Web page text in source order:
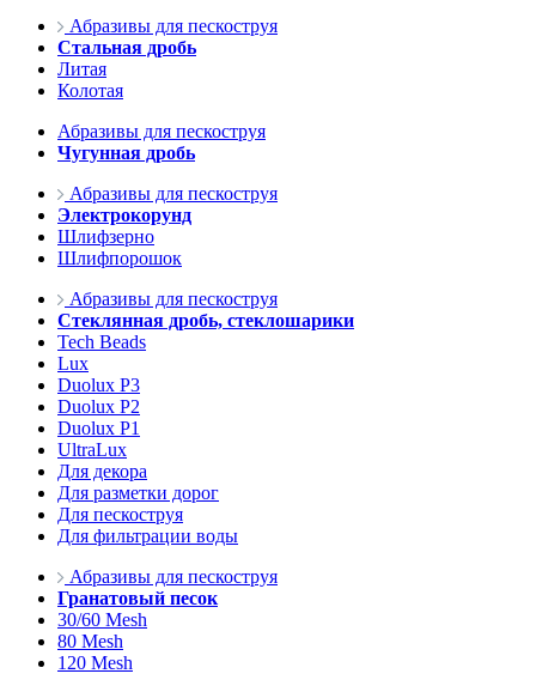
Абразивы для пескоструя
Стальная дробь
Литая
Колотая
Абразивы для пескоструя
Чугунная дробь
Абразивы для пескоструя
Электрокорунд
Шлифзерно
Шлифпорошок
Абразивы для пескоструя
Стеклянная дробь, стеклошарики
Tech Beads
Lux
Duolux P3
Duolux P2
Duolux P1
UltraLux
Для декора
Для разметки дорог
Для пескоструя
Для фильтрации воды
Абразивы для пескоструя
Гранатовый песок
30/60 Mesh
80 Mesh
120 Mesh